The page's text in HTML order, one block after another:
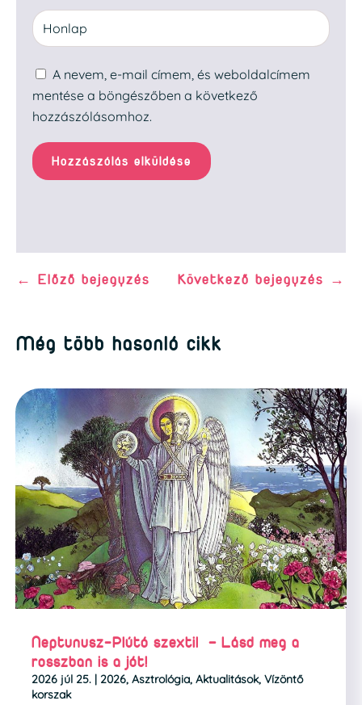
A nevem, e-mail címem, és weboldalcímem
mentése a böngészőben a következő
hozzászólásomhoz.
Hozzászólás elküldése
← Előző bejegyzés Következő bejegyzés →
Még több hasonló cikk
Neptunusz-Plútó szextil – Lásd meg a
rosszban is a jót!
2026 júl 25. | 2026, Asztrológia, Aktualitások, Vízöntő
korszak